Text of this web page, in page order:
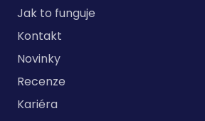
Jak to funguje
Kontakt
Novinky
Recenze
Kariéra